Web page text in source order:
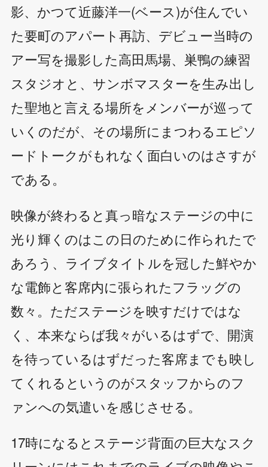
影、かつて近藤洋一(ベース)が住んでい
た要町のアパート再訪、デビュー当時の
アー写を撮影した高田馬場、巣鴨の練習
スタジオと、サンボマスターを生み出し
た聖地と言える場所をメンバーが巡って
いくのだが、その場所にまつわるエピソ
ードトークがもれなく面白いのはさすが
である。
映像が終わると真っ暗なステージの中に
光り輝くのはこの日のために作られたで
あろう、ライブタイトルを冠した鮮やか
な電飾と客席内に張られたフラッグの
数々。ただステージを映すだけではな
く、本来ならば我々がいるはずで、開演
を待っているはずだった客席までも映し
てくれるというのがスタッフからのフ
ァンへの気遣いを感じさせる。
17時になるとステージ背面の巨大なスク